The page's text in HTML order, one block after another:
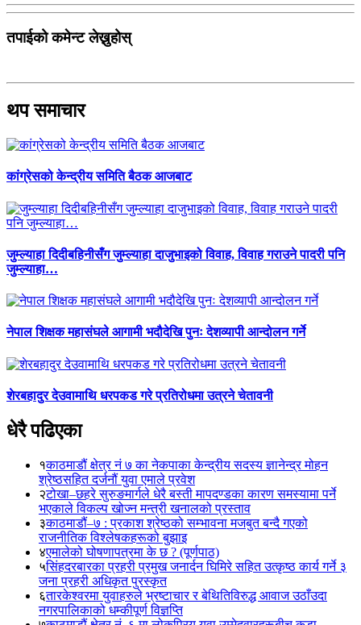
तपाईको कमेन्ट लेख्नुहोस्
थप समाचार
कांग्रेसको केन्द्रीय समिति बैठक आजबाट
जुम्ल्याहा दिदीबहिनीसँग जुम्ल्याहा दाजुभाइको विवाह, विवाह गराउने पादरी पनि
जुम्ल्याहा…
नेपाल शिक्षक महासंघले आगामी भदौदेखि पुनः देशव्यापी आन्दोलन गर्ने
शेरबहादुर देउवामाथि धरपकड गरे प्रतिरोधमा उत्रने चेतावनी
धेरै पढिएका
१काठमाडौं क्षेत्र नं ७ का नेकपाका केन्द्रीय सदस्य ज्ञानेन्द्र मोहन
श्रेष्ठसहित दर्जनौं युवा एमाले प्रवेश
२टोखा–छहरे सुरुङमार्गले धेरै बस्ती मापदण्डका कारण समस्यामा पर्ने
भएकाले विकल्प खोज्न मन्त्री खनालको प्रस्ताव
३काठमाडौं–७ : प्रकाश श्रेष्ठको सम्भावना मजबुत बन्दै गएको
राजनीतिक विश्लेषकहरूको बुझाइ
४एमालेको घोषणापत्रमा के छ ? (पूर्णपाठ)
५सिंहदरबारका प्रहरी प्रमुख जनार्दन घिमिरे सहित उत्कृष्ठ कार्य गर्ने ३
जना प्रहरी अधिकृत पुरस्कृत
६तारकेश्वरमा युवाहरुले भ्रष्टाचार र बेथितिविरुद्ध आवाज उठाँउदा
नगरपालिकाको धम्कीपूर्ण विज्ञप्ति